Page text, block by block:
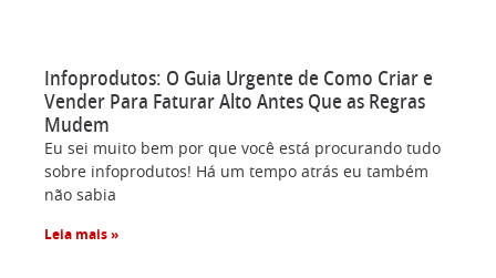
Infoprodutos: O Guia Urgente de Como Criar e
Vender Para Faturar Alto Antes Que as Regras
Mudem
Eu sei muito bem por que você está procurando tudo
sobre infoprodutos! Há um tempo atrás eu também
não sabia
Leia mais »